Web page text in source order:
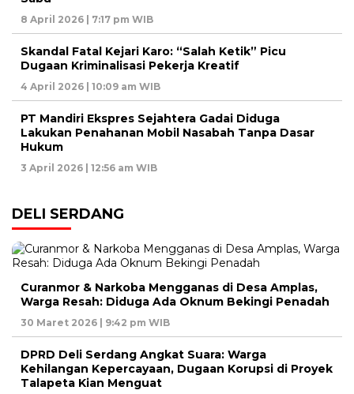
8 April 2026 | 7:17 pm WIB
Skandal Fatal Kejari Karo: “Salah Ketik” Picu
Dugaan Kriminalisasi Pekerja Kreatif
4 April 2026 | 10:09 am WIB
PT Mandiri Ekspres Sejahtera Gadai Diduga
Lakukan Penahanan Mobil Nasabah Tanpa Dasar
Hukum
3 April 2026 | 12:56 am WIB
DELI SERDANG
Curanmor & Narkoba Mengganas di Desa Amplas,
Warga Resah: Diduga Ada Oknum Bekingi Penadah
30 Maret 2026 | 9:42 pm WIB
DPRD Deli Serdang Angkat Suara: Warga
Kehilangan Kepercayaan, Dugaan Korupsi di Proyek
Talapeta Kian Menguat